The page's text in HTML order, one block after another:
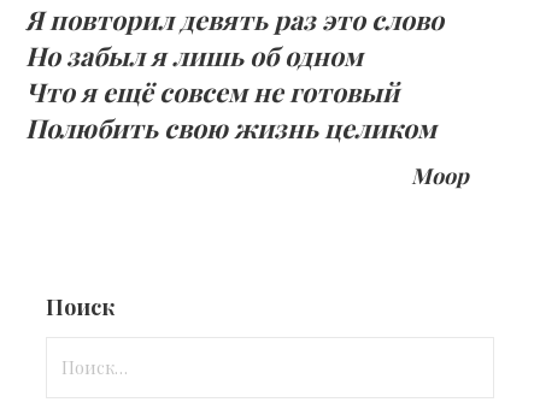
Я повторил девять раз это слово
Но забыл я лишь об одном
Что я ещё совсем не готовый
Полюбить свою жизнь целиком
Моор
Поиск